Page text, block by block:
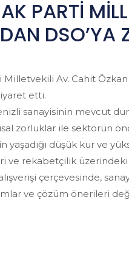
PARTİ
DSO’YA
Milletvekili Av. Cahit
etti.
sanayisinin mevcut
zorluklar ile sektörün
yaşadığı düşük kur ve
ve rekabetçilik üzerindeki
alışverişi çerçevesinde,
ve çözüm önerileri